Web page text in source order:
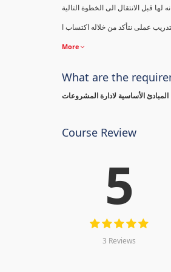
قبل الانتقال الى الخطوة التالية
عملى نتأكد من خلاله اكتساب ا
More
What are the
المبادئ الأساسية لادارة المشروعات
Course Review
5
3 Reviews